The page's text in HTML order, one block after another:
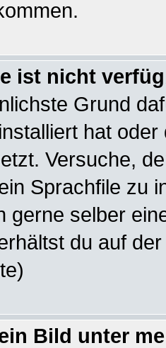
ist nicht
Grund
hat
Versuche,
Sprachfile zu
gerne selber
du auf
Bild unter